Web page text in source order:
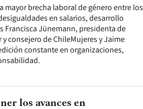
mayor brecha laboral de género entre los
en salarios, desarrollo
Francisca Jünemann, presidenta de
consejero de ChileMujeres y Jaime
constante en organizaciones,
los avances en